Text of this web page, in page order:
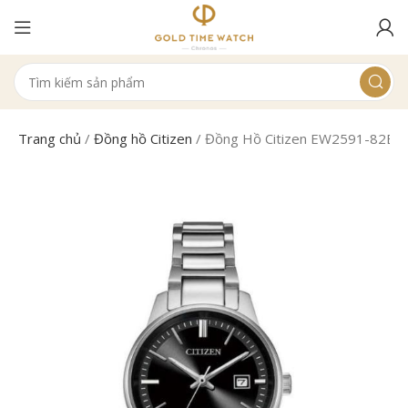
Trang chủ /Đồng hồ Citizen /Đồng Hồ Citizen EW2591-82E